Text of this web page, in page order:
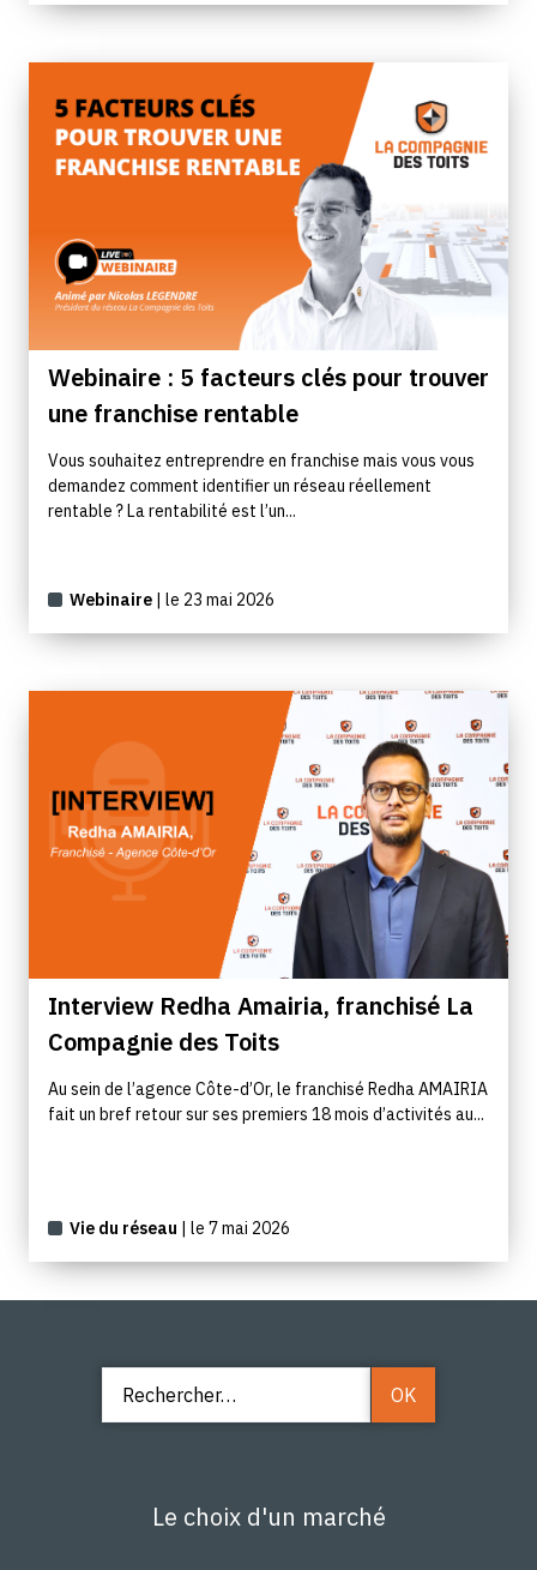
Webinaire : 5 facteurs clés pour trouver
une franchise rentable
Vous souhaitez entreprendre en franchise mais vous vous
demandez comment identifier un réseau réellement
rentable ? La rentabilité est l’un...
Webinaire | le 23 mai 2026
Interview Redha Amairia, franchisé La
Compagnie des Toits
Au sein de l’agence Côte-d’Or, le franchisé Redha AMAIRIA
fait un bref retour sur ses premiers 18 mois d’activités au...
Vie du réseau | le 7 mai 2026
Le choix d'un marché